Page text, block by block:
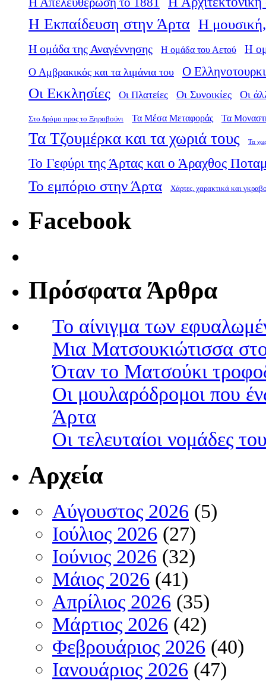
Η Εκπαίδευση στην Άρτα Η μουσική,
Η ομάδα της Αναγέννησης Η ομάδα του Αετού Η
Ο Αμβρακικός και τα λιμάνια του Ο
Οι Εκκλησίες Οι Πλατείες Οι Συνοικίες Οι
Στο δρόμο προς το Ξηροβούνι Τα Μέσα Μεταφοράς Τα
Τα Τζουμέρκα και τα χωριά τους Τα
Το Γεφύρι της Άρτας και ο Άραχθος
Το εμπόριο στην Άρτα Χάρτες, χαρακτικά και
Facebook
Πρόσφατα Άρθρα
Το αίνιγμα των
Μια Ματσουκιώτισσα
Όταν το Ματσούκι
Οι μουλαρόδρομοι που
Άρτα
Οι τελευταίοι νομάδες
Αρχεία
Αύγουστος 2026 (5)
Ιούλιος 2026 (27)
Ιούνιος 2026 (32)
Μάιος 2026 (41)
Απρίλιος 2026 (35)
Μάρτιος 2026 (42)
Φεβρουάριος 2026 (40)
Ιανουάριος 2026 (47)